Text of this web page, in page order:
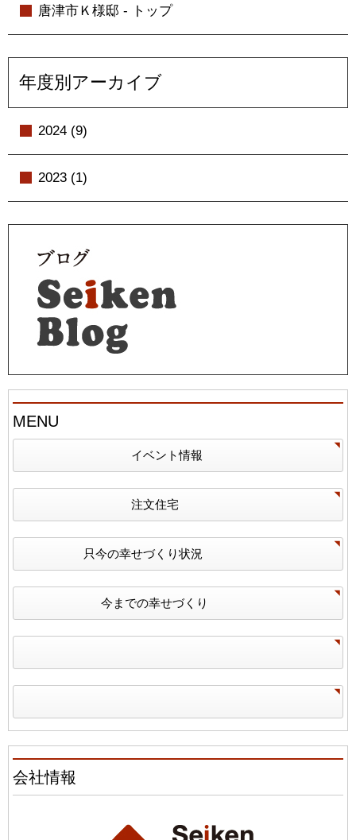
唐津市Ｋ様邸 - トップ
年度別アーカイブ
2024 (9)
2023 (1)
MENU
イベント情報
注文住宅
只今の幸せづくり状況
今までの幸せづくり
会社情報